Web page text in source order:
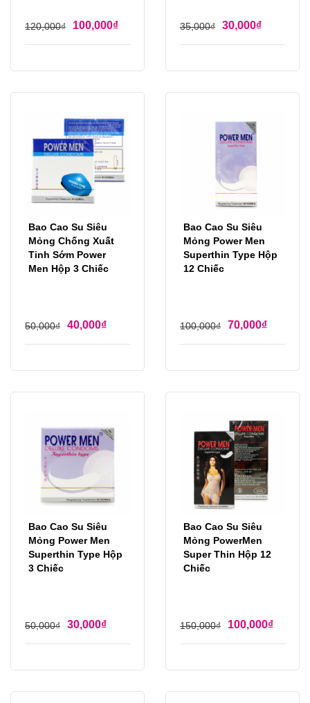
120,000₫ 100,000₫ 35,000₫ 30,000₫
Bao Cao Su Siêu
Mỏng Chống Xuất
Tinh Sớm Power
Men Hộp 3 Chiếc
50,000₫ 40,000₫
Bao Cao Su Siêu
Mỏng Power Men
Superthin Type Hộp
12 Chiếc
100,000₫ 70,000₫
Bao Cao Su Siêu
Mỏng Power Men
Superthin Type Hộp
3 Chiếc
50,000₫ 30,000₫
Bao Cao Su Siêu
Mỏng PowerMen
Super Thin Hộp 12
Chiếc
150,000₫ 100,000₫